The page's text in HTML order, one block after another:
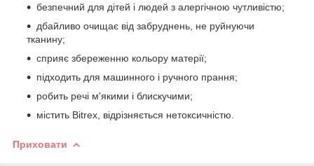
безпечний для дітей і людей з алергічною чутливістю;
дбайливо очищає від забруднень, не руйнуючи
тканину;
сприяє збереженню кольору матерії;
підходить для машинного і ручного прання;
робить речі м'якими і блискучими;
містить Bitrex, відрізняється нетоксичністю.
Приховати